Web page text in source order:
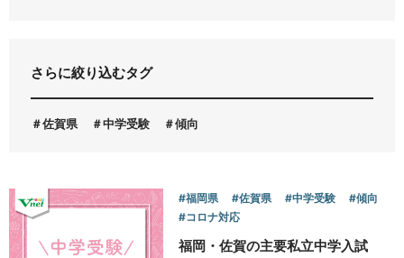
お問い合わせ
さらに絞り込むタグ
佐賀県 中学受験 傾向
#福岡県 #佐賀県 #中学受験
#傾向
#コロナ対応
福岡・佐賀の主要私立中学入試